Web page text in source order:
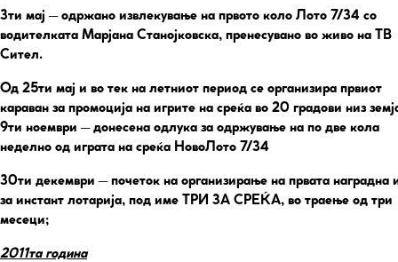
3ти мај – одржано извлекување на првото коло Лото 7/34 со
водителката Марјана Станојковска, пренесувано во живо на ТВ
Сител.
Од 25ти мај и во тек на летниот период се организира првиот
караван за промоција на игрите на среќа во 20 градови низ
9ти ноември – донесена одлука за одржување на по две кола
неделно од играта на среќа НовоЛото 7/34
30ти декември – почеток на организирање на првата наградна
за инстант лотарија, под име ТРИ ЗА СРЕЌА, во траење од три
месеци;
2011та година